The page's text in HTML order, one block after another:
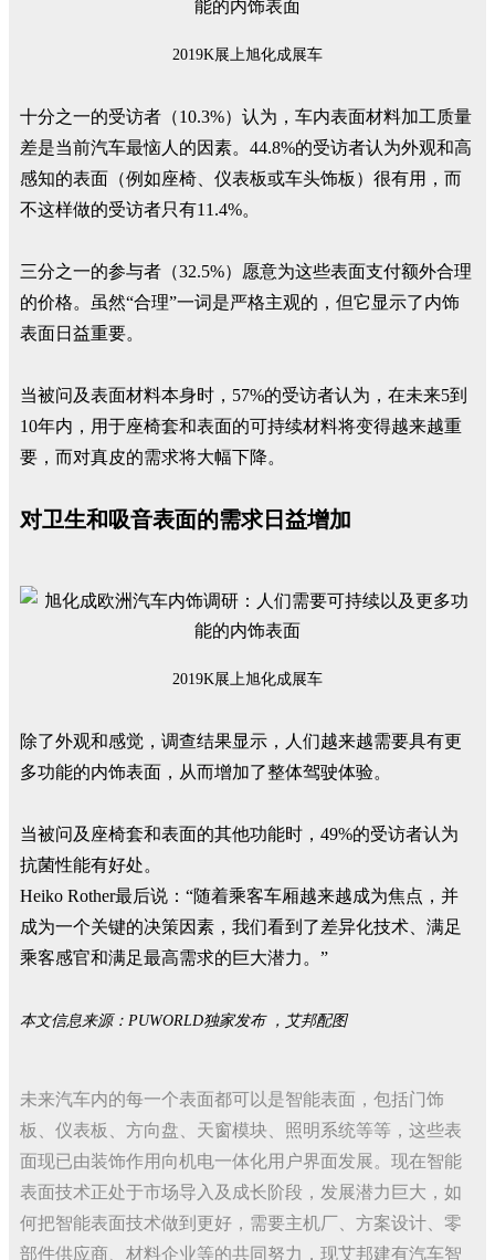
2019K展上旭化成展车
十分之一的受访者（10.3%）认为，车内表面材料加工质量
差是当前汽车最恼人的因素。44.8%的受访者认为外观和高
感知的表面（例如座椅、仪表板或车头饰板）很有用，而
不这样做的受访者只有11.4%。
三分之一的参与者（32.5%）愿意为这些表面支付额外合理
的价格。虽然“合理”一词是严格主观的，但它显示了内饰
表面日益重要。
当被问及表面材料本身时，57%的受访者认为，在未来5到
10年内，用于座椅套和表面的可持续材料将变得越来越重
要，而对真皮的需求将大幅下降。
对卫生和吸音表面的需求日益增加
2019K展上旭化成展车
除了外观和感觉，调查结果显示，人们越来越需要具有更
多功能的内饰表面，从而增加了整体驾驶体验。
当被问及座椅套和表面的其他功能时，49%的受访者认为
抗菌性能有好处。
Heiko Rother最后说：“随着乘客车厢越来越成为焦点，并
成为一个关键的决策因素，我们看到了差异化技术、满足
乘客感官和满足最高需求的巨大潜力。”
本文信息来源：PUWORLD独家发布 ，艾邦配图
未来汽车内的每一个表面都可以是智能表面，包括门饰
板、仪表板、方向盘、天窗模块、照明系统等等，这些表
面现已由装饰作用向机电一体化用户界面发展。现在智能
表面技术正处于市场导入及成长阶段，发展潜力巨大，如
何把智能表面技术做到更好，需要主机厂、方案设计、零
部件供应商、材料企业等的共同努力，现艾邦建有汽车智